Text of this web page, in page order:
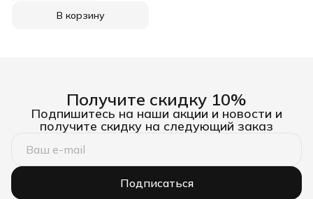
В корзину
Получите скидку 10%
Подпишитесь на наши акции и новости и
получите скидку на следующий заказ
Подписаться